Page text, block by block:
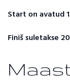
Start on avatud
Finiš suletakse